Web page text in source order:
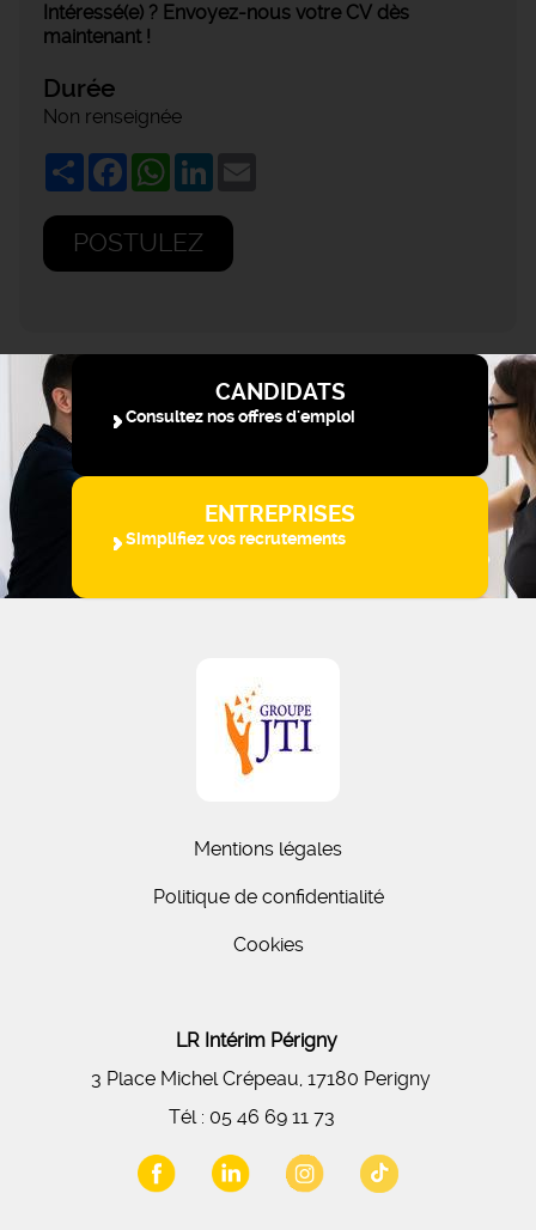
Intéressé(e) ? Envoyez-nous votre CV dès
maintenant !
Durée
Non renseignée
ShareFacebookWhatsApp
LinkedIn
POSTULEZ
CANDIDATS
Consultez nos offres d'emploi
ENTREPRISES
Simplifiez vos recrutements
Mentions légales
Politique de confidentialité
Cookies
LR Intérim Périgny
3 Place Michel Crépeau, 17180 Perigny
Tél : 05 46 69 11 73